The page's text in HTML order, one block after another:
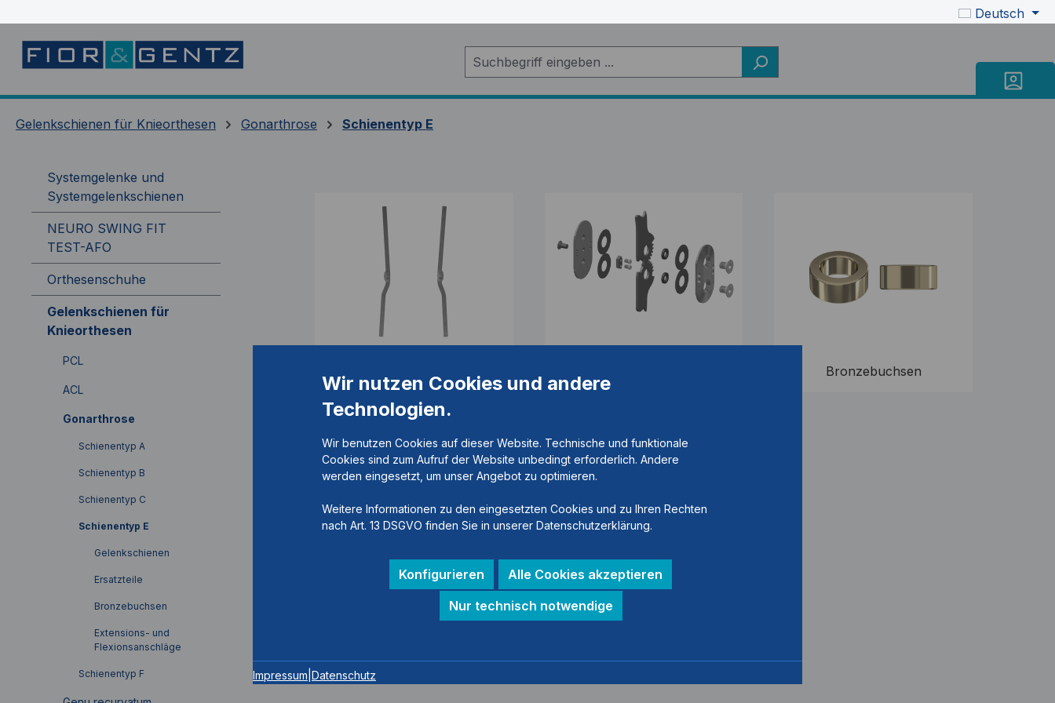
Deutsch
Gelenkschienen für Knieorthesen Gonarthrose Schienentyp E
Systemgelenke und
Systemgelenkschienen
NEURO SWING FIT
TEST-AFO
Orthesenschuhe
Gelenkschienen für
Knieorthesen
PCL
ACL
Gonarthrose
Schienentyp A
Schienentyp B
Schienentyp C
Schienentyp E
Gelenkschienen
Ersatzteile
Bronzebuchsen
Extensions- und
Flexionsanschläge
Schienentyp F
Bronzebuchsen
Extensions- und
Flexionsanschläge
Wir nutzen Cookies und andere
Technologien.
Wir benutzen Cookies auf dieser Website. Technische und funktionale
Cookies sind zum Aufruf der Website unbedingt erforderlich. Andere
werden eingesetzt, um unser Angebot zu optimieren.
Weitere Informationen zu den eingesetzten Cookies und zu Ihren Rechten
nach Art. 13 DSGVO finden Sie in unserer Datenschutzerklärung.
Konfigurieren
Alle Cookies akzeptieren
Nur technisch notwendige
Impressum Datenschutz